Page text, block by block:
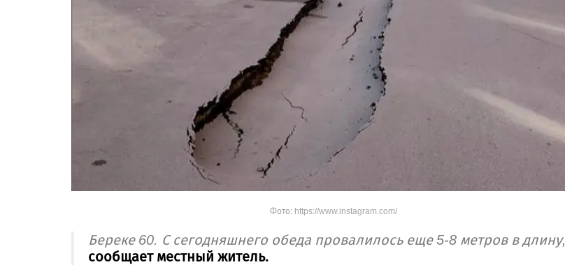
Фото: https://www.instagram.com/
Береке 60. С сегодняшнего обеда провалилось еще 5-8 метров в длину,
сообщает местный житель.